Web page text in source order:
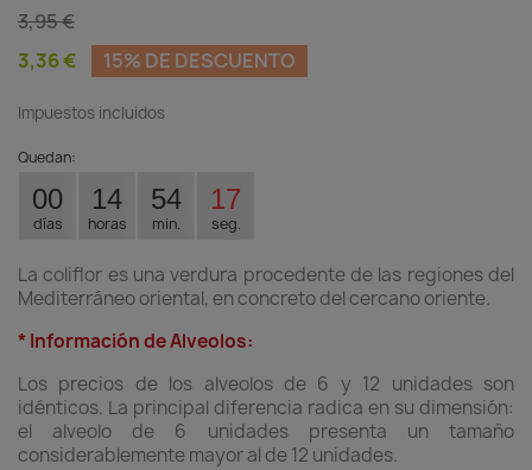
3,95 €
3,36 €
15% DE DESCUENTO
Impuestos incluidos
Quedan:
00
días
14
horas
54
min.
16
seg.
La coliflor es una verdura procedente de las regiones del
Mediterráneo oriental, en concreto del cercano oriente.
* Información de Alveolos:
Los precios de los alveolos de 6 y 12 unidades son
idénticos. La principal diferencia radica en su dimensión:
el alveolo de 6 unidades presenta un tamaño
considerablemente mayor al de 12 unidades.